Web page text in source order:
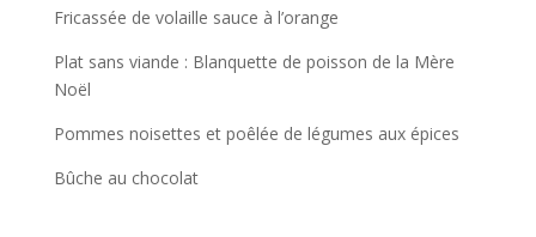
Fricassée de volaille sauce à l’orange
Plat sans viande : Blanquette de poisson de la Mère
Noël
Pommes noisettes et poêlée de légumes aux épices
Bûche au chocolat